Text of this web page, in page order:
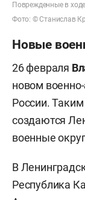
Поврежденные в
Фото: © Станислав
Новые
26 февраля
новом
России.
создаются
военные
В
Республика